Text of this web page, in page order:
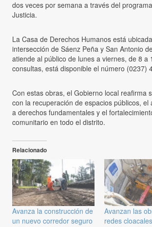
dos veces por semana a través del
Justicia.
La Casa de Derechos Humanos está
intersección de Sáenz Peña y San Antonio
atiende al público de lunes a viernes, de 8 a
consultas, está disponible el número (0237)
Con estas obras, el Gobierno local reafirma
con la recuperación de espacios públicos, el
a derechos fundamentales y el
comunitario en todo el distrito.
Relacionado
Avanza la construcción de
un nuevo corredor seguro
Avanzan las
redes